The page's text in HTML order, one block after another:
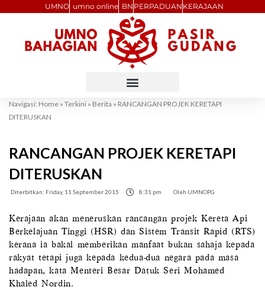
content
UMNO umno online BN PERPADUAN KERAJAAN
Navigasi: Home » Terkini » Berita » RANCANGAN PROJEK KERETAPI
DITERUSKAN
RANCANGAN PROJEK KERETAPI
DITERUSKAN
Diterbitkan: Friday, 11 September 2015 8:31 pm Oleh UMNOPG
Kerajaan akan meneruskan rancangan projek Kereta Api
Berkelajuan Tinggi (HSR) dan Sistem Transit Rapid (RTS)
kerana ia bakal memberikan manfaat bukan sahaja kepada
rakyat tetapi juga kepada kedua-dua negara pada masa
hadapan, kata Menteri Besar Datuk Seri Mohamed
Khaled Nordin.